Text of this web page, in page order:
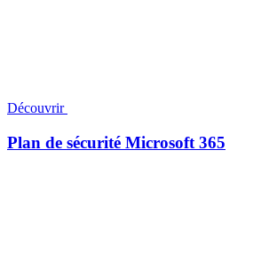
Découvrir
Plan de sécurité Microsoft 365